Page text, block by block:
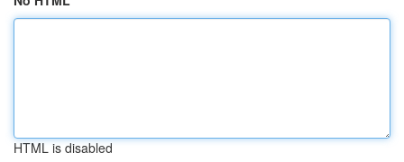
HTML is disabled